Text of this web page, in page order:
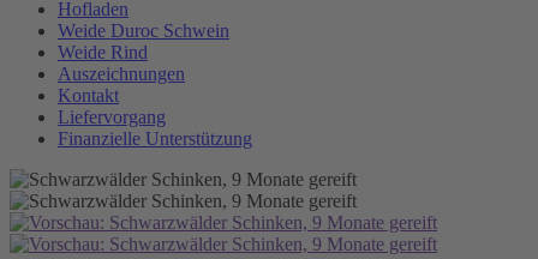
Hofladen
Weide Duroc Schwein
Weide Rind
Auszeichnungen
Kontakt
Liefervorgang
Finanzielle Unterstützung